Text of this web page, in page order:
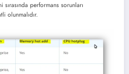
performans sorunları
olunmalıdır.